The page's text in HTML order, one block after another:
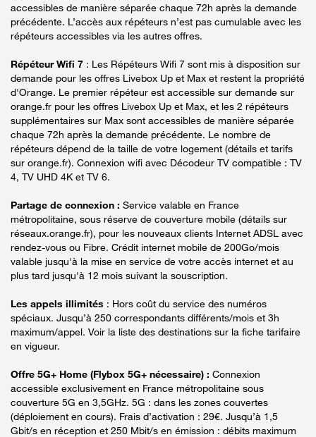
accessibles de manière séparée chaque 72h après la demande
précédente. L’accès aux répéteurs n’est pas cumulable avec les
répéteurs accessibles via les autres offres.
Répéteur Wifi 7 : Les Répéteurs Wifi 7 sont mis à disposition sur
demande pour les offres Livebox Up et Max et restent la propriété
d'Orange. Le premier répéteur est accessible sur demande sur
orange.fr pour les offres Livebox Up et Max, et les 2 répéteurs
supplémentaires sur Max sont accessibles de manière séparée
chaque 72h après la demande précédente. Le nombre de
répéteurs dépend de la taille de votre logement (détails et tarifs
sur orange.fr). Connexion wifi avec Décodeur TV compatible : TV
4, TV UHD 4K et TV 6.
Partage de connexion : Service valable en France
métropolitaine, sous réserve de couverture mobile (détails sur
réseaux.orange.fr), pour les nouveaux clients Internet ADSL avec
rendez-vous ou Fibre. Crédit internet mobile de 200Go/mois
valable jusqu'à la mise en service de votre accès internet et au
plus tard jusqu'à 12 mois suivant la souscription.
Les appels illimités : Hors coût du service des numéros
spéciaux. Jusqu’à 250 correspondants différents/mois et 3h
maximum/appel. Voir la liste des destinations sur la fiche tarifaire
en vigueur.
Offre 5G+ Home (Flybox 5G+ nécessaire) : Connexion
accessible exclusivement en France métropolitaine sous
couverture 5G en 3,5GHz. 5G : dans les zones couvertes
(déploiement en cours). Frais d’activation : 29€. Jusqu’à 1,5
Gbit/s en réception et 250 Mbit/s en émission : débits maximum